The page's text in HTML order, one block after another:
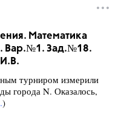
Математика
Вар.№1. Зад.№18.
турниром измерили
города N. Оказалось,
)